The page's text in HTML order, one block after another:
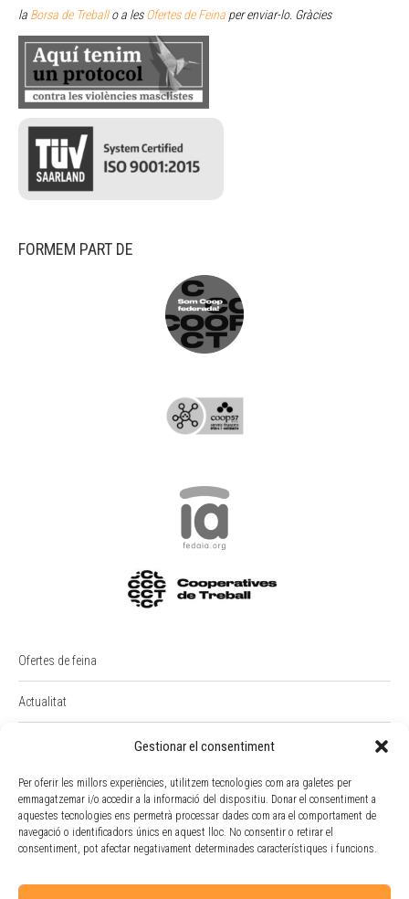
Gestionar el consentiment
Per oferir les millors experiències, utilitzem tecnologies com ara galetes per
emmagatzemar i/o accedir a la informació del dispositiu. Donar el consentiment a
aquestes tecnologies ens permetrà processar dades com ara el comportament de
navegació o identificadors únics en aquest lloc. No consentir o retirar el
consentiment, pot afectar negativament determinades característiques i funcions.
la Borsa de Treballo a lesOfertes de Feina per enviar-lo. Gràcies
FORMEM PART DE
Ofertes de feina
Actualitat
Intranet
Portal Empleat